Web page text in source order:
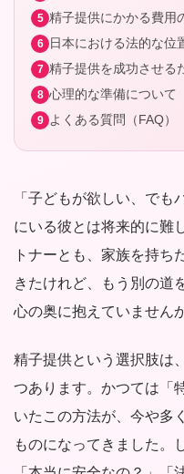
精子提供にかかる費用
日本における法的な位
精子提供を成功させる
心理的な準備について
よくある質問（FAQ）
「子どもが欲しい、で
にいる彼とは将来的に難
トナーとも、家族を持ち
きたけれど、もう別の道
心の奥に抱えていません
精子提供という選択肢は
つあります。かつては「
いたこの方法が、今や多
ものになってきました。